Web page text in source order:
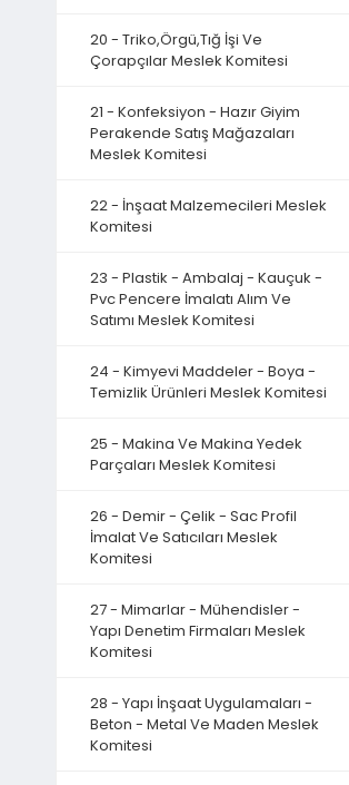
20 - Triko,Örgü,Tığ İşi Ve
Çorapçılar Meslek Komitesi
21 - Konfeksiyon - Hazır Giyim
Perakende Satış Mağazaları
Meslek Komitesi
22 - İnşaat Malzemecileri Meslek
Komitesi
23 - Plastik - Ambalaj - Kauçuk -
Pvc Pencere İmalatı Alım Ve
Satımı Meslek Komitesi
24 - Kimyevi Maddeler - Boya -
Temizlik Ürünleri Meslek Komitesi
25 - Makina Ve Makina Yedek
Parçaları Meslek Komitesi
26 - Demir - Çelik - Sac Profil
İmalat Ve Satıcıları Meslek
Komitesi
27 - Mimarlar - Mühendisler -
Yapı Denetim Firmaları Meslek
Komitesi
28 - Yapı İnşaat Uygulamaları -
Beton - Metal Ve Maden Meslek
Komitesi